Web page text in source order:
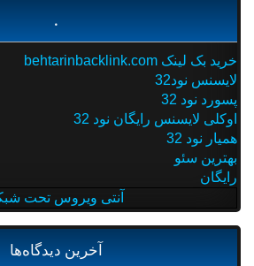
خرید بک لینک behtarinbacklink.com
لایسنس نود32
پسورد نود 32
اوکلی لایسنس رایگان نود 32
همیار نود 32
بهترین سئو
رایگان
آنتی ویروس تحت شبکه
آخرین دیدگاه‌ها